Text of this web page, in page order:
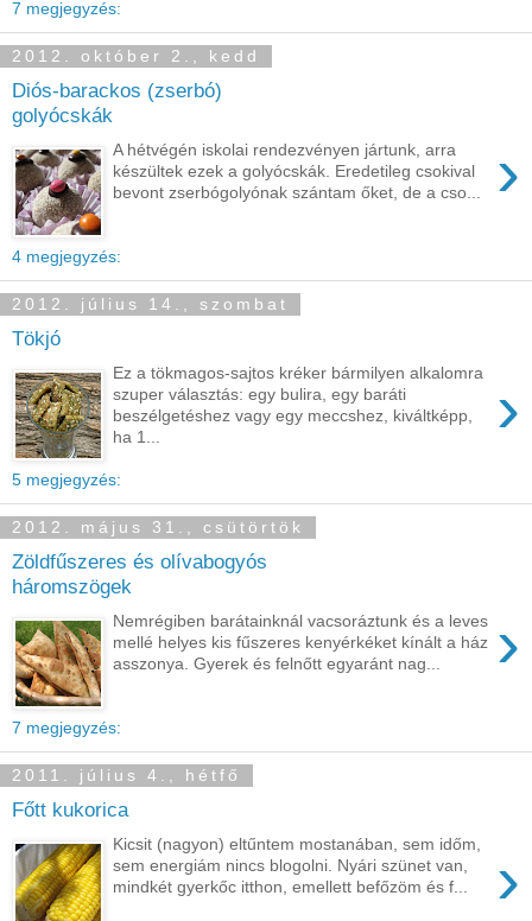
7 megjegyzés:
2012. október 2., kedd
Diós-barackos (zserbó)
golyócskák
›
A hétvégén iskolai rendezvényen jártunk, arra
készültek ezek a golyócskák. Eredetileg csokival
bevont zserbógolyónak szántam őket, de a cso...
4 megjegyzés:
2012. július 14., szombat
Tökjó
›
Ez a tökmagos-sajtos kréker bármilyen alkalomra
szuper választás: egy bulira, egy baráti
beszélgetéshez vagy egy meccshez, kiváltképp,
ha 1...
5 megjegyzés:
2012. május 31., csütörtök
Zöldfűszeres és olívabogyós
háromszögek
›
Nemrégiben barátainknál vacsoráztunk és a leves
mellé helyes kis fűszeres kenyérkéket kínált a ház
asszonya. Gyerek és felnőtt egyaránt nag...
7 megjegyzés:
2011. július 4., hétfő
Főtt kukorica
›
Kicsit (nagyon) eltűntem mostanában, sem időm,
sem energiám nincs blogolni. Nyári szünet van,
mindkét gyerkőc itthon, emellett befőzöm és f...